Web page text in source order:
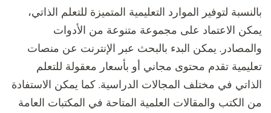
بالنسبة لتوفير الموارد التعليمية المتميزة للتعلم الذاتي،
يمكن الاعتماد على مجموعة متنوعة من الأدوات
والمصادر. يمكن البدء بالبحث عبر الإنترنت عن منصات
تعليمية تقدم محتوى مجاني أو بأسعار معقولة للتعلم
الذاتي في مختلف المجالات الدراسية. كما يمكن الاستفادة
من الكتب والمقالات العلمية المتاحة في المكتبات العامة